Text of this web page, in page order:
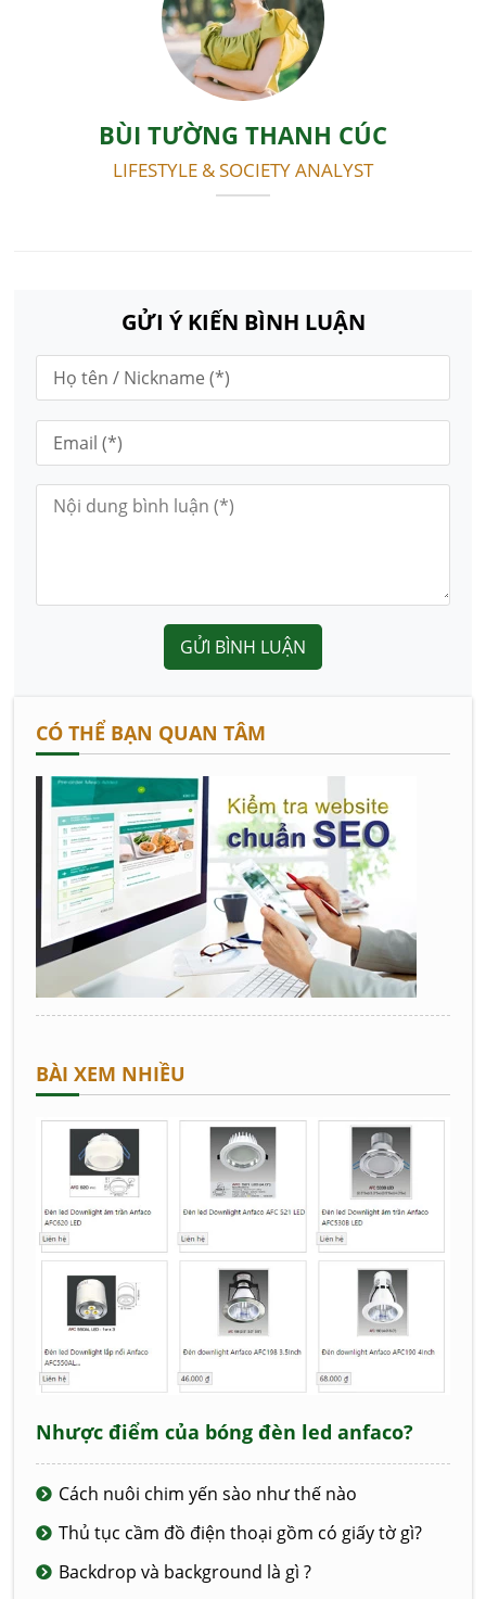
BÙI TƯỜNG THANH CÚC
LIFESTYLE & SOCIETY ANALYST
GỬI Ý KIẾN BÌNH LUẬN
GỬI BÌNH LUẬN
CÓ THỂ BẠN QUAN TÂM
BÀI XEM NHIỀU
Nhược điểm của bóng đèn led anfaco?
Cách nuôi chim yến sào như thế nào
Thủ tục cầm đồ điện thoại gồm có giấy tờ gì?
Backdrop và background là gì ?